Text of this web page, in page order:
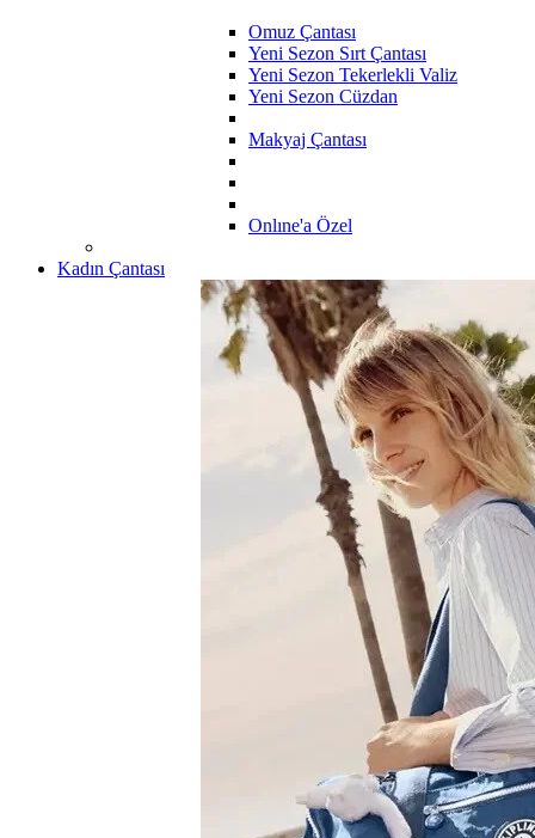
Omuz Çantası
Yeni Sezon Sırt Çantası
Yeni Sezon Tekerlekli Valiz
Yeni Sezon Cüzdan
Makyaj Çantası
Onlıne'a Özel
Kadın Çantası